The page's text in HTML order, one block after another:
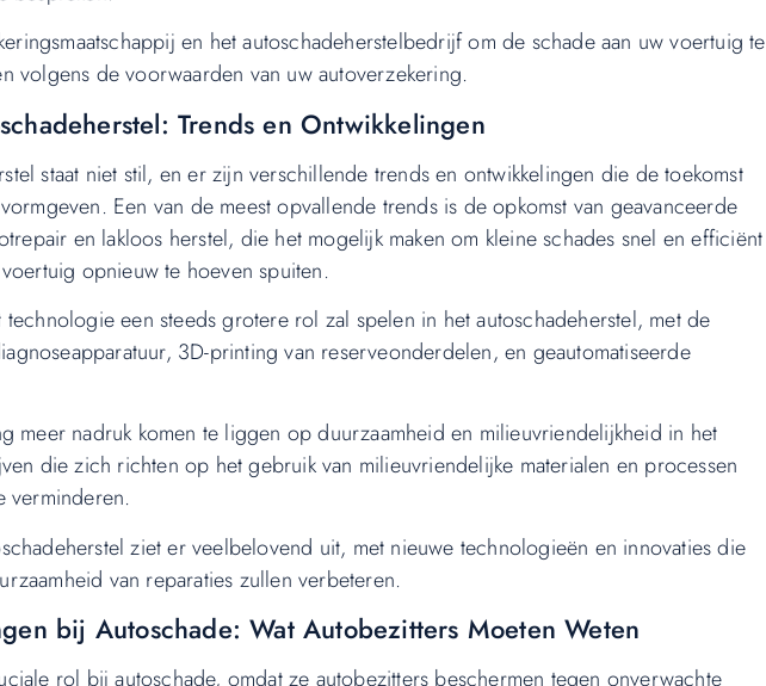
en het autoschadeherstelbedrijf om de schade aan uw voertuig te
volgens de voorwaarden van uw autoverzekering.
Trends en Ontwikkelingen
staat niet stil, en er zijn verschillende trends en ontwikkelingen die de toekomst
Een van de meest opvallende trends is de opkomst van geavanceerde
en lakloos herstel, die het mogelijk maken om kleine schades snel en efficiënt
opnieuw te hoeven spuiten.
technologie een steeds grotere rol zal spelen in het autoschadeherstel, met de
3D-printing van reserveonderdelen, en geautomatiseerde
meer nadruk komen te liggen op duurzaamheid en milieuvriendelijkheid in het
die zich richten op het gebruik van milieuvriendelijke materialen en processen
verminderen.
ziet er veelbelovend uit, met nieuwe technologieën en innovaties die
van reparaties zullen verbeteren.
bij Autoschade: Wat Autobezitters Moeten Weten
rol bij autoschade, omdat ze autobezitters beschermen tegen onverwachte